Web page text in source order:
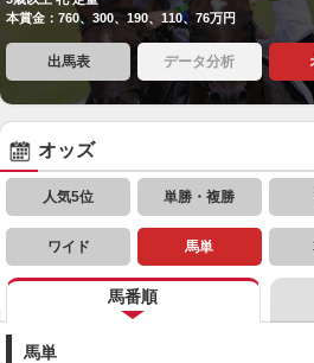
本賞金：760、300、190、110、76万円
出馬表 データ分析
オッズ
人気5位 単勝・複勝
ワイド 馬単
馬番順
馬単